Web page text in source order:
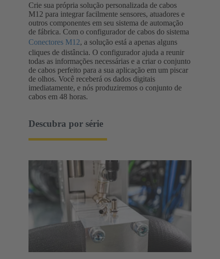
Crie sua própria solução personalizada de cabos
M12 para integrar facilmente sensores, atuadores e
outros componentes em seu sistema de automação
de fábrica. Com o configurador de cabos do sistema
Conectores M12, a solução está a apenas alguns
cliques de distância. O configurador ajuda a reunir
todas as informações necessárias e a criar o conjunto
de cabos perfeito para a sua aplicação em um piscar
de olhos. Você receberá os dados digitais
imediatamente, e nós produziremos o conjunto de
cabos em 48 horas.
Descubra por série